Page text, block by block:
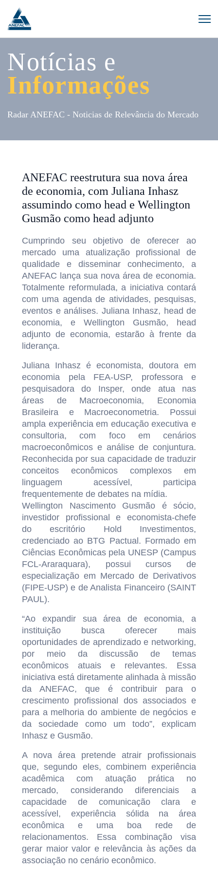
Notícias e
Informações
Radar ANEFAC - Noticias de Relevância do Mercado
ANEFAC reestrutura sua nova área
de economia, com Juliana Inhasz
assumindo como head e Wellington
Gusmão como head adjunto
Cumprindo seu objetivo de oferecer ao
mercado uma atualização profissional de
qualidade e disseminar conhecimento, a
ANEFAC lança sua nova área de economia.
Totalmente reformulada, a iniciativa contará
com uma agenda de atividades, pesquisas,
eventos e análises. Juliana Inhasz, head de
economia, e Wellington Gusmão, head
adjunto de economia, estarão à frente da
liderança.
Juliana Inhasz é economista, doutora em
economia pela FEA-USP, professora e
pesquisadora do Insper, onde atua nas
áreas de Macroeconomia, Economia
Brasileira e Macroeconometria. Possui
ampla experiência em educação executiva e
consultoria, com foco em cenários
macroeconômicos e análise de conjuntura.
Reconhecida por sua capacidade de traduzir
conceitos econômicos complexos em
linguagem acessível, participa
frequentemente de debates na mídia.
Wellington Nascimento Gusmão é sócio,
investidor profissional e economista-chefe
do escritório Hold Investimentos,
credenciado ao BTG Pactual. Formado em
Ciências Econômicas pela UNESP (Campus
FCL-Araraquara), possui cursos de
especialização em Mercado de Derivativos
(FIPE-USP) e de Analista Financeiro (SAINT
PAUL).
“Ao expandir sua área de economia, a
instituição busca oferecer mais
oportunidades de aprendizado e networking,
por meio da discussão de temas
econômicos atuais e relevantes. Essa
iniciativa está diretamente alinhada à missão
da ANEFAC, que é contribuir para o
crescimento profissional dos associados e
para a melhoria do ambiente de negócios e
da sociedade como um todo”, explicam
Inhasz e Gusmão.
A nova área pretende atrair profissionais
que, segundo eles, combinem experiência
acadêmica com atuação prática no
mercado, considerando diferenciais a
capacidade de comunicação clara e
acessível, experiência sólida na área
econômica e uma boa rede de
relacionamentos. Essa combinação visa
gerar maior valor e relevância às ações da
associação no cenário econômico.